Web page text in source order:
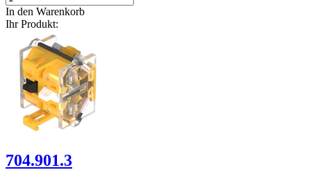
In den Warenkorb
Ihr Produkt:
704.901.3